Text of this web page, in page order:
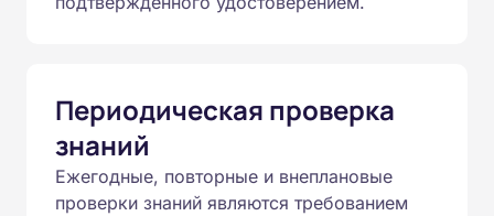
Периодическая проверка
знаний
Ежегодные, повторные и внеплановые
проверки знаний являются требованием